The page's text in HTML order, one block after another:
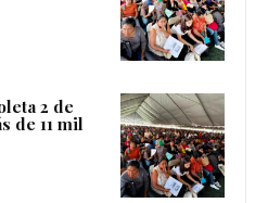
2 de
de 11 mil